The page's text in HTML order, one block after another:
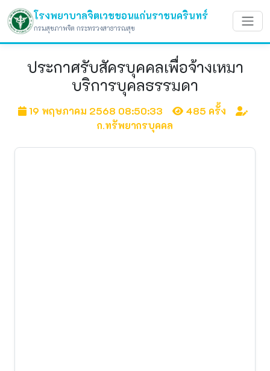
โรงพยาบาลจิตเวชขอนแก่นราชนครินทร์
กรมสุขภาพจิต กระทรวงสาธารณสุข
ประกาศรับสัครบุคคลเพื่อจ้างเหมา
บริการบุคลธรรมดา
19 พฤษภาคม 2568 08:50:33
485 ครั้ง
ก.ทรัพยากรบุคคล